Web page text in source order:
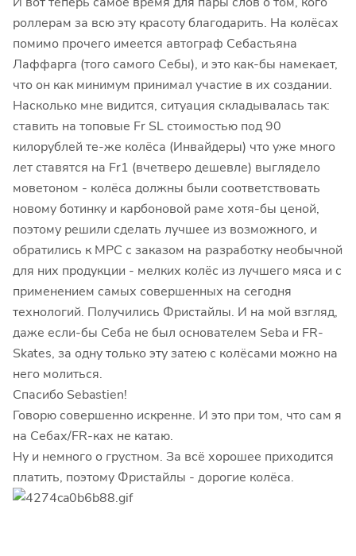
роллерам за всю эту красоту благодарить. На колёсах
помимо прочего имеется автограф Себастьяна
Лаффарга (того самого Себы), и это как-бы намекает,
что он как минимум принимал участие в их создании.
Насколько мне видится, ситуация складывалась так:
ставить на топовые Fr SL стоимостью под 90
килорублей те-же колёса (Инвайдеры) что уже много
лет ставятся на Fr1 (вчетверо дешевле) выглядело
моветоном - колёса должны были соответствовать
новому ботинку и карбоновой раме хотя-бы ценой,
поэтому решили сделать лучшее из возможного, и
обратились к MPC с заказом на разработку необычной
для них продукции - мелких колёс из лучшего мяса и с
применением самых совершенных на сегодня
технологий. Получились Фристайлы. И на мой взгляд,
даже если-бы Себа не был основателем Seba и FR-
Skates, за одну только эту затею с колёсами можно на
него молиться.
Спасибо Sebastien!
Говорю совершенно искренне. И это при том, что сам я
на Себах/FR-ках не катаю.
Ну и немного о грустном. За всё хорошее приходится
платить, поэтому Фристайлы - дорогие колёса.